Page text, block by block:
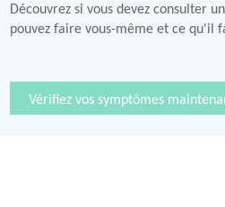
Découvrez si vous devez consulter
pouvez faire vous-même et ce qu'il
Vérifiez vos symptômes